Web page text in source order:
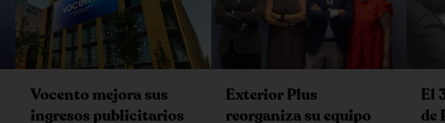
Vocento mejora sus
ingresos publicitarios
Exterior Plus
reorganiza su equipo
El
de